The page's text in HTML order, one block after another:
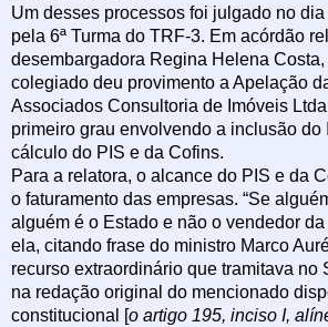
Um desses processos foi julgado no
pela 6ª Turma do TRF-3. Em acórdão
desembargadora Regina Helena
colegiado deu provimento a Apelação
Associados Consultoria de Imóveis
primeiro grau envolvendo a inclusão do
cálculo do PIS e da Cofins.
Para a relatora, o alcance do PIS e da
o faturamento das empresas. “Se
alguém é o Estado e não o vendedor
ela, citando frase do ministro Marco
recurso extraordinário que tramitava no
na redação original do mencionado
constitucional [o artigo 195, inciso I,